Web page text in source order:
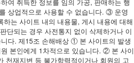
상업적으로 사용할 수 없습니다. ③ 운영
하는 사이트 내의 내용물, 게시 내용에 대해
단되는 경우 사전통지 없이 삭제하거나 이
다. 제15조 손해배상 ① 본 사이트의 발생
본인에게 1차적으로 있습니다. ② 본 사이
천재지변 등 불가항력적이거나 회원의 고